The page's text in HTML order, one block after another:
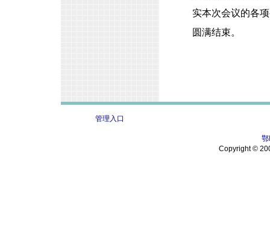
实本次会议的各
圆满结束。
管理入口
Copyright ©